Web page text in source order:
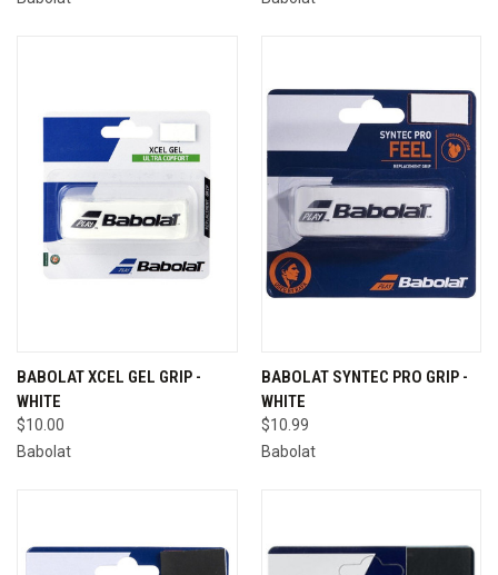
BABOLAT XCEL GEL GRIP -
WHITE
$10.00
Babolat
BABOLAT SYNTEC PRO GRIP -
WHITE
$10.99
Babolat